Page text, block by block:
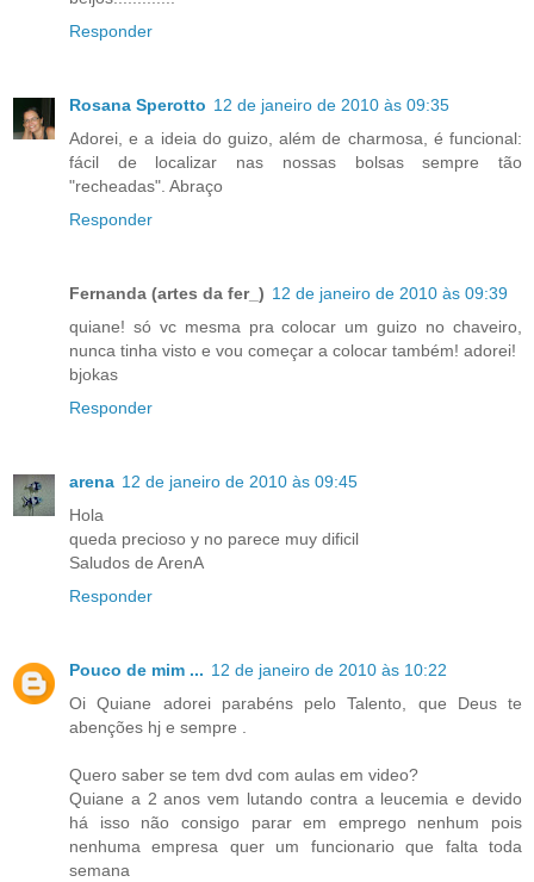
Responder
Rosana Sperotto 12 de janeiro de 2010 às 09:35
Adorei, e a ideia do guizo, além de charmosa, é funcional:
fácil de localizar nas nossas bolsas sempre tão
"recheadas". Abraço
Responder
Fernanda (artes da fer_) 12 de janeiro de 2010 às 09:39
quiane! só vc mesma pra colocar um guizo no chaveiro,
nunca tinha visto e vou começar a colocar também! adorei!
bjokas
Responder
arena 12 de janeiro de 2010 às 09:45
Hola
queda precioso y no parece muy dificil
Saludos de ArenA
Responder
Pouco de mim ... 12 de janeiro de 2010 às 10:22
Oi Quiane adorei parabéns pelo Talento, que Deus te
abenções hj e sempre .
Quero saber se tem dvd com aulas em video?
Quiane a 2 anos vem lutando contra a leucemia e devido
há isso não consigo parar em emprego nenhum pois
nenhuma empresa quer um funcionario que falta toda
semana